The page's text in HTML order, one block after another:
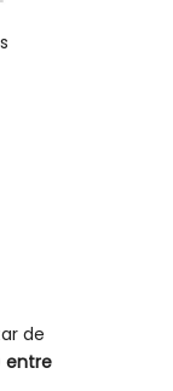
de
entre